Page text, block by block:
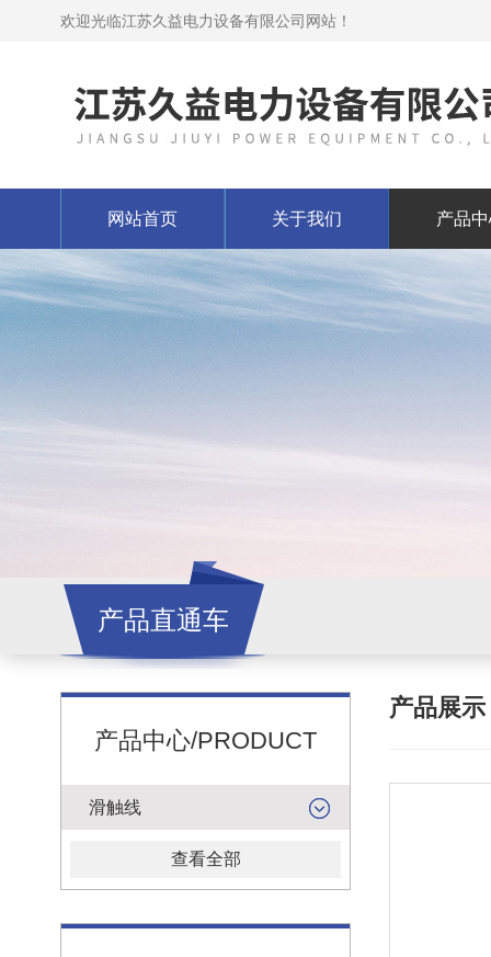
欢迎光临江苏久益电力设备有限公司网站！
网站首页 关于我们 产品
产品直通车
产品中心/PRODUCT
滑触线
查看全部
产品展示